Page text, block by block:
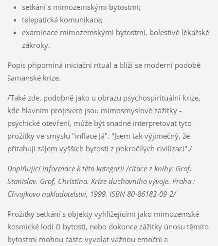
setkání s mimozemskými bytostmi;
telepatická komunikace;
examinace mimozemskými bytostmi, bolestivé lékařské
zákroky.
Popis připomíná iniciační rituál a blíží se moderní podobě
šamanské krize.
/Také zde, podobně jako u obrazu psychospirituální krize,
kde hlavním projevem jsou mimosmyslové zážitky -
psychické otevření, může být snadné interpretovat tyto
prožitky ve smyslu "inflace Já". "Jsem tak výjimečný, že
přitahuji zájem vyšších bytostí z pokročilých civilizací"./
Doplňující informace k této kategorii /citace z knihy: Grof,
Stanislav. Grof, Christina. Krize duchovního vývoje. Praha :
Chvojkovo nakladatelství, 1999. ISBN 80-86183-09-2/
Prožitky setkání s objekty vyhlížejícími jako mimozemské
kosmické lodi či bytosti, nebo dokonce zážitky únosu těmito
bytostmi mohou často vyvolat vážnou emoční a